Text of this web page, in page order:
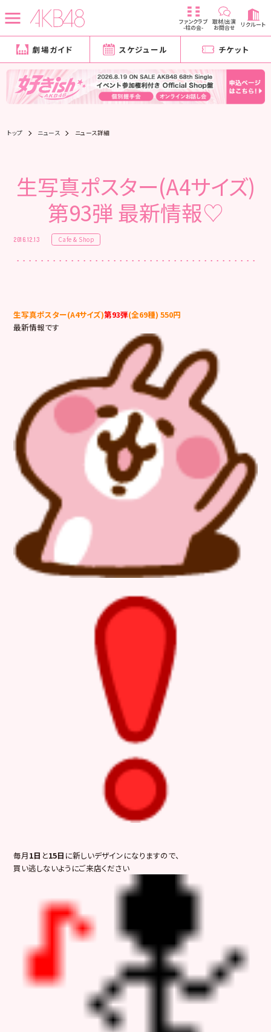
ファンクラブ
-柱の会-
取材/出演
お問合せ リクルート
劇場ガイド スケジュール チケット
トップ ニュース ニュース詳細
生写真ポスター(A4サイズ)
第93弾 最新情報♡
2016.12.13 Cafe & Shop
生写真ポスター(A4サイズ)第93弾(全69種) 550円
最新情報です
毎月1日 と15日 に新しいデザインになりますので、
買い逃しないようにご来店ください